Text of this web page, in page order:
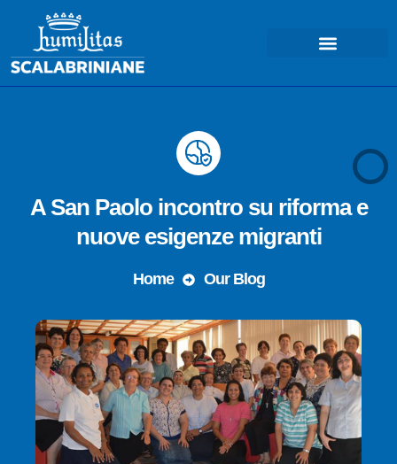
A San Paolo incontro su riforma e
nuove esigenze migranti
Home Our Blog